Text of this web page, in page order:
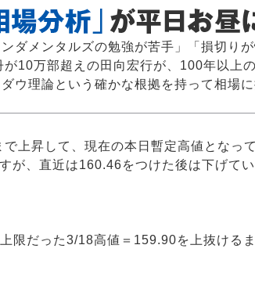
ダメンタルズの勉強が苦手」「損切り
10万部超えの田向宏行が、100年以上
ウ理論という確かな根拠を持って相場
上昇して、現在の本日暫定高値となって
が、直近は160.46をつけた後は下げて
限だった3/18高値＝159.90を上抜ける